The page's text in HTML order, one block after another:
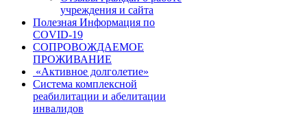
учреждения и сайта
Полезная Информация по
COVID-19
СОПРОВОЖДАЕМОЕ
ПРОЖИВАНИЕ
«Активное долголетие»
Система комплексной
реабилитации и абелитации
инвалидов